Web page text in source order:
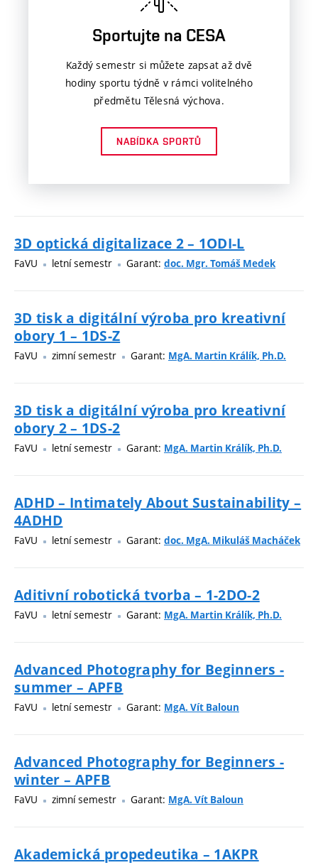
Sportujte na CESA
Každý semestr si můžete zapsat až dvě
hodiny sportu týdně v rámci volitelného
předmětu Tělesná výchova.
NABÍDKA SPORTŮ
3D optická digitalizace 2 – 1ODI-L
FaVU letní semestr Garant: doc. Mgr. Tomáš Medek
3D tisk a digitální výroba pro kreativní
obory 1 – 1DS-Z
FaVU zimní semestr Garant: MgA. Martin Králík, Ph.D.
3D tisk a digitální výroba pro kreativní
obory 2 – 1DS-2
FaVU letní semestr Garant: MgA. Martin Králík, Ph.D.
ADHD – Intimately About Sustainability –
4ADHD
FaVU letní semestr Garant: doc. MgA. Mikuláš Macháček
Aditivní robotická tvorba – 1-2DO-2
FaVU letní semestr Garant: MgA. Martin Králík, Ph.D.
Advanced Photography for Beginners -
summer – APFB
FaVU letní semestr Garant: MgA. Vít Baloun
Advanced Photography for Beginners -
winter – APFB
FaVU zimní semestr Garant: MgA. Vít Baloun
Akademická propedeutika – 1AKPR